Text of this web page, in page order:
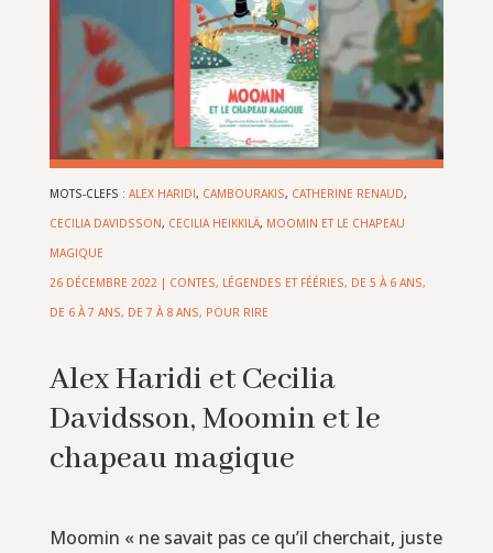
MOTS-CLEFS : ALEX HARIDI, CAMBOURAKIS, CATHERINE RENAUD,
CECILIA DAVIDSSON, CECILIA HEIKKILÄ, MOOMIN ET LE CHAPEAU
MAGIQUE
26 DÉCEMBRE 2022 | CONTES, LÉGENDES ET FÉÉRIES, DE 5 À 6 ANS,
DE 6 À 7 ANS, DE 7 À 8 ANS, POUR RIRE
Alex Haridi et Cecilia
Davidsson, Moomin et le
chapeau magique
Moomin « ne savait pas ce qu’il cherchait, juste